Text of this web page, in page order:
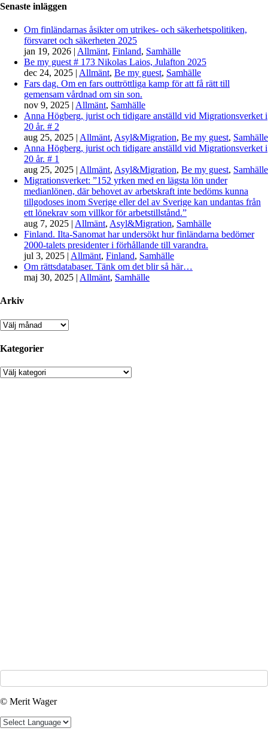
Senaste inläggen
Om finländarnas åsikter om utrikes- och säkerhetspolitiken,
försvaret och säkerheten 2025
jan 19, 2026 | Allmänt, Finland, Samhälle
Be my guest # 173 Nikolas Laios, Julafton 2025
dec 24, 2025 | Allmänt, Be my guest, Samhälle
Fars dag. Om en fars outtröttliga kamp för att få rätt till
gemensam vårdnad om sin son.
nov 9, 2025 | Allmänt, Samhälle
Anna Högberg, jurist och tidigare anställd vid Migrationsverket i
20 år. # 2
aug 25, 2025 | Allmänt, Asyl&Migration, Be my guest, Samhälle
Anna Högberg, jurist och tidigare anställd vid Migrationsverket i
20 år. # 1
aug 25, 2025 | Allmänt, Asyl&Migration, Be my guest, Samhälle
Migrationsverket: ”152 yrken med en lägsta lön under
medianlönen, där behovet av arbetskraft inte bedöms kunna
tillgodoses inom Sverige eller del av Sverige kan undantas från
ett lönekrav som villkor för arbetstillstånd.”
aug 7, 2025 | Allmänt, Asyl&Migration, Samhälle
Finland. Ilta-Sanomat har undersökt hur finländarna bedömer
2000-talets presidenter i förhållande till varandra.
jul 3, 2025 | Allmänt, Finland, Samhälle
Om rättsdatabaser. Tänk om det blir så här…
maj 30, 2025 | Allmänt, Samhälle
Arkiv
Arkiv
Kategorier
Kategorier
© Merit Wager